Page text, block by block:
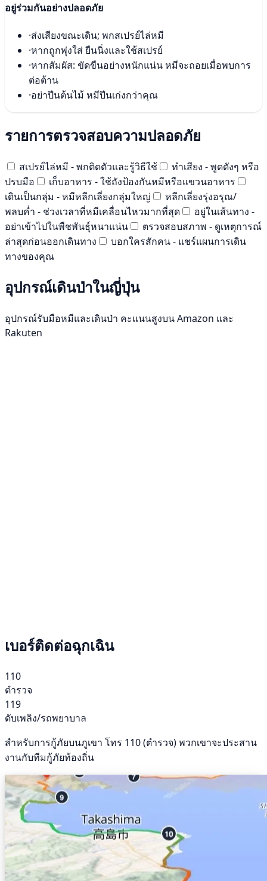
อยู่ร่วมกันอย่างปลอดภัย
·ส่งเสียงขณะเดิน; พกสเปรย์ไล่หมี
·หากถูกพุ่งใส่ ยืนนิ่งและใช้สเปรย์
·หากสัมผัส: ขัดขืนอย่างหนักแน่น หมีจะถอยเมื่อพบการ
ต่อต้าน
·อย่าปีนต้นไม้ หมีปีนเก่งกว่าคุณ
รายการตรวจสอบความปลอดภัย
สเปรย์ไล่หมี - พกติดตัวและรู้วิธีใช้
ทำเสียง - พูดดังๆ หรือ
ปรบมือ
เก็บอาหาร - ใช้ถังป้องกันหมีหรือแขวนอาหาร
เดินเป็นกลุ่ม - หมีหลีกเลี่ยงกลุ่มใหญ่
หลีกเลี่ยงรุ่งอรุณ/
พลบค่ำ - ช่วงเวลาที่หมีเคลื่อนไหวมากที่สุด
อยู่ในเส้นทาง -
อย่าเข้าไปในพืชพันธุ์หนาแน่น
ตรวจสอบสภาพ - ดูเหตุการณ์
ล่าสุดก่อนออกเดินทาง
บอกใครสักคน - แชร์แผนการเดิน
ทางของคุณ
อุปกรณ์เดินป่าในญี่ปุ่น
อุปกรณ์รับมือหมีและเดินป่า คะแนนสูงบน Amazon และ
Rakuten
เบอร์ติดต่อฉุกเฉิน
110
ตำรวจ
119
ดับเพลิง/รถพยาบาล
สำหรับการกู้ภัยบนภูเขา โทร 110 (ตำรวจ) พวกเขาจะประสาน
งานกับทีมกู้ภัยท้องถิ่น